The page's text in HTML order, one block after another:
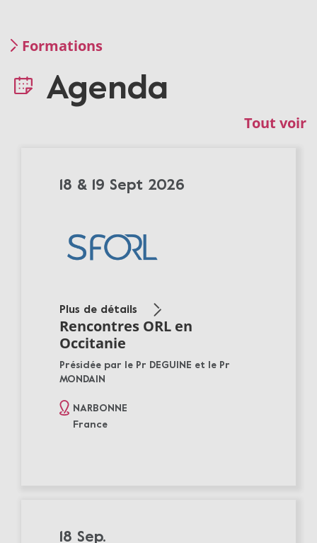
Formations
Agenda
Tout voir
18 & 19 Sept 2026
Plus de détails
Rencontres ORL en
Occitanie
Présidée par le Pr DEGUINE et le Pr
MONDAIN
NARBONNE
France
18 Sep.